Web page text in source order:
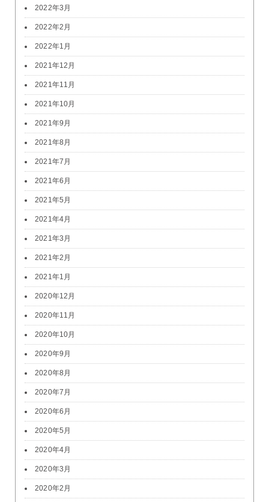
2022年3月
2022年2月
2022年1月
2021年12月
2021年11月
2021年10月
2021年9月
2021年8月
2021年7月
2021年6月
2021年5月
2021年4月
2021年3月
2021年2月
2021年1月
2020年12月
2020年11月
2020年10月
2020年9月
2020年8月
2020年7月
2020年6月
2020年5月
2020年4月
2020年3月
2020年2月